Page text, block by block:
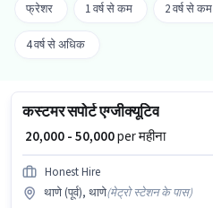
फ्रेशर 1 वर्ष से कम 2 वर्ष से कम
4 वर्ष से अधिक
कस्टमर सपोर्ट एग्जीक्यूटिव
₹ 20,000 - 50,000per महीना
Honest Hire
थाणे (पूर्व), थाणे(मेट्रो स्टेशन के पास)